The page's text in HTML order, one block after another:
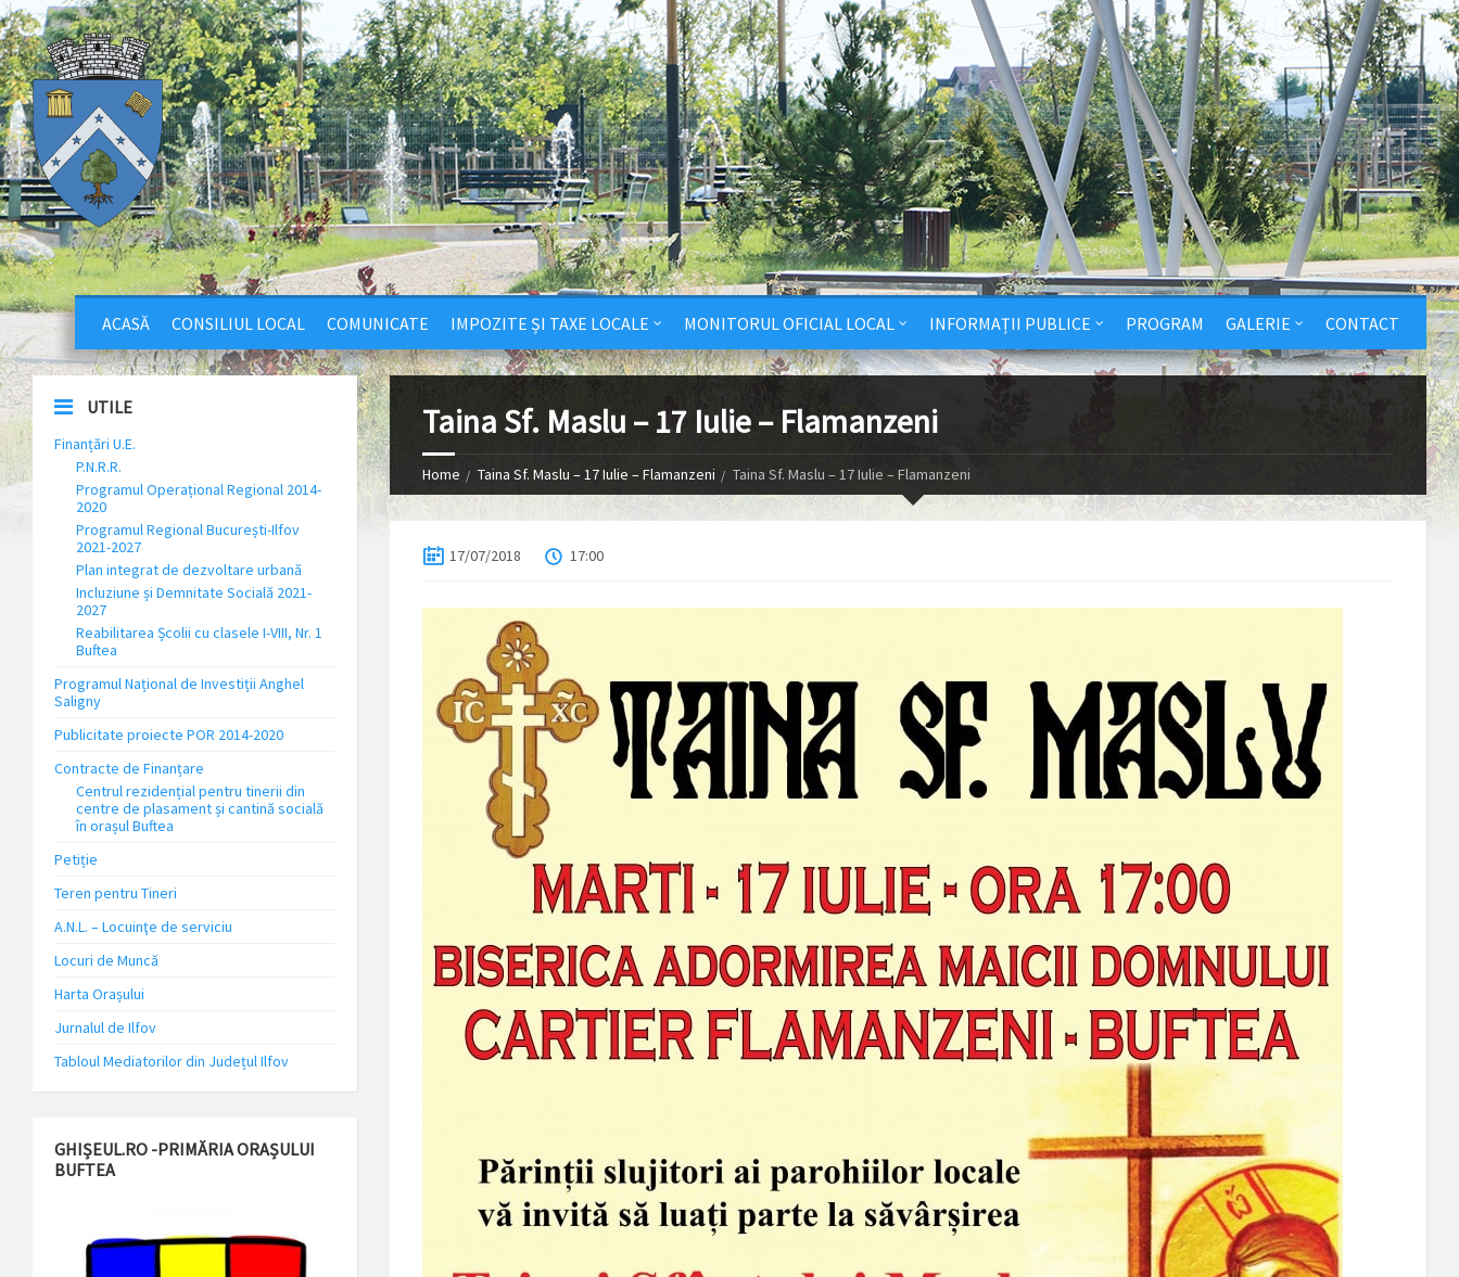
ACASĂ CONSILIUL LOCAL COMUNICATE IMPOZITE ȘI TAXE LOCALE MONITORUL OFICIAL LOCAL INFORMAȚII PUBLICE PROGRAM GALERIE CONTACT
Taina Sf. Maslu – 17 Iulie – Flamanzeni
Home Taina Sf. Maslu – 17 Iulie – Flamanzeni Taina Sf. Maslu – 17 Iulie – Flamanzeni
17/07/2018 17:00
UTILE
Finanțări U.E.
P.N.R.R.
Programul Operațional Regional 2014-
2020
Programul Regional București-Ilfov
2021-2027
Plan integrat de dezvoltare urbană
Incluziune și Demnitate Socială 2021-
2027
Reabilitarea Școlii cu clasele I-VIII, Nr. 1
Buftea
Programul Național de Investiții Anghel
Saligny
Publicitate proiecte POR 2014-2020
Contracte de Finanțare
Centrul rezidențial pentru tinerii din
centre de plasament și cantină socială
în orașul Buftea
Petiție
Teren pentru Tineri
A.N.L. – Locuinţe de serviciu
Locuri de Muncă
Harta Orașului
Jurnalul de Ilfov
Tabloul Mediatorilor din Județul Ilfov
GHIȘEUL.RO -PRIMĂRIA ORAȘULUI
BUFTEA